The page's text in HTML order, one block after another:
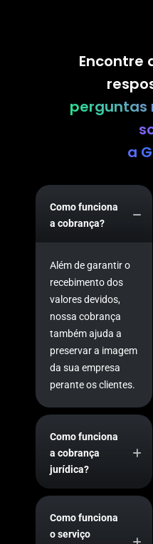
Encontre
perguntas
a
Como funciona
a cobrança?
Além de garantir o
recebimento dos
valores devidos,
nossa cobrança
também ajuda a
preservar a imagem
da sua empresa
perante os clientes.
Como funciona
a cobrança
jurídica?
Como funciona
o serviço